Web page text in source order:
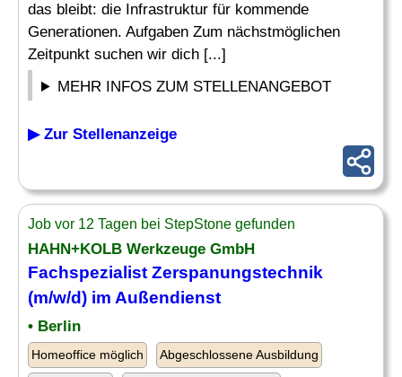
das bleibt: die Infrastruktur für kommende
Generationen. Aufgaben Zum nächstmöglichen
Zeitpunkt suchen wir dich [...]
MEHR INFOS ZUM STELLENANGEBOT
▶ Zur Stellenanzeige
Job vor 12 Tagen bei StepStone gefunden
HAHN+KOLB Werkzeuge GmbH
Fachspezialist Zerspanungstechnik
(m/w/d) im Außendienst
• Berlin
Homeoffice möglich Abgeschlossene Ausbildung